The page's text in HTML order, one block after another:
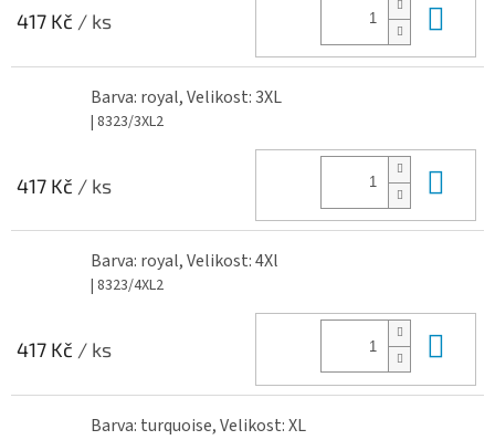
417 Kč / ks
Barva: royal, Velikost: 3XL
| 8323/3XL2
417 Kč / ks
Barva: royal, Velikost: 4Xl
| 8323/4XL2
417 Kč / ks
Barva: turquoise, Velikost: XL